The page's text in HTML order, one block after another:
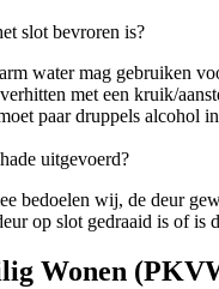
slot bevroren is?
water mag gebruiken
met een kruik/
paar druppels alcohol
uitgevoerd?
bedoelen wij, de deur
op slot gedraaid is of
Wonen